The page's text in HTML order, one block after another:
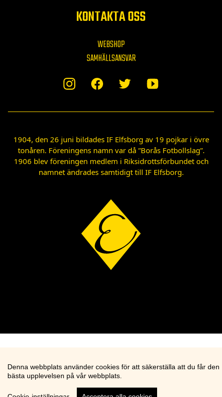
KONTAKTA OSS
WEBSHOP
SAMHÄLLSANSVAR
1904, den 26 juni bildades IF Elfsborg av 19 pojkar i övre
tonåren. Föreningens namn var då ”Borås Fotbollslag”.
1906 blev föreningen medlem i Riksidrottsförbundet och
namnet ändrades samtidigt till IF Elfsborg.
Denna webbplats använder cookies för att säkerställa att du får den
bästa upplevelsen på vår webbplats.